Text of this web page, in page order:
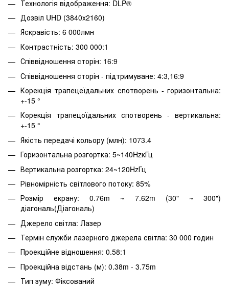
Технологія відображення: DLP®
Дозвіл UHD (3840x2160)
Яскравість: 6 000лмн
Контрастність: 300 000:1
Співвідношення сторін: 16:9
Співвідношення сторін - підтримуване: 4:3,16:9
Корекція трапецеїдальних спотворень - горизонтальна:
+-15 °
Корекція трапецоїдальних спотворень - вертикальна:
+-15 °
Якість передачі кольору (млн): 1073.4
Горизонтальна розгортка: 5~140HzкГц
Вертикальна розгортка: 24~120HzГц
Рівномірність світлового потоку: 85%
Розмір екрану: 0.76m ~ 7.62m (30" ~ 300")
діагональ(Діагональ)
Джерело світла: Лазер
Термін служби лазерного джерела світла: 30 000 годин
Проекційне відношення: 0.58:1
Проекційна відстань (м): 0.38m - 3.75m
Тип зуму: Фіксований